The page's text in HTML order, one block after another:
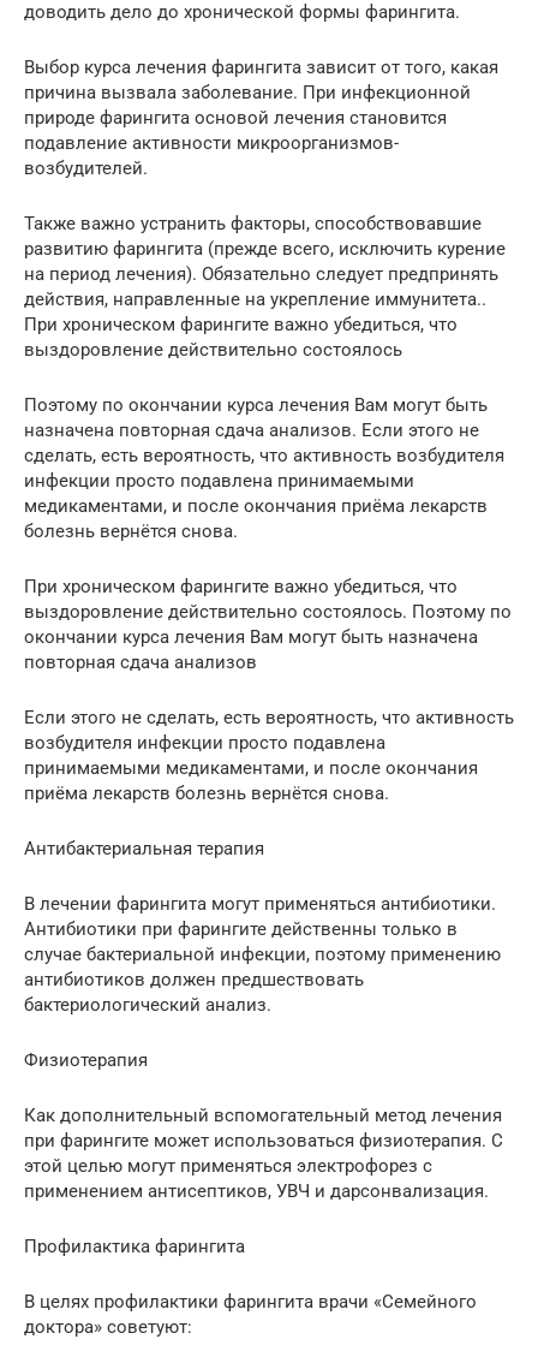
доводить дело до хронической формы фарингита.
Выбор курса лечения фарингита зависит от того, какая
причина вызвала заболевание. При инфекционной
природе фарингита основой лечения становится
подавление активности микроорганизмов-
возбудителей.
Также важно устранить факторы, способствовавшие
развитию фарингита (прежде всего, исключить курение
на период лечения). Обязательно следует предпринять
действия, направленные на укрепление иммунитета..
При хроническом фарингите важно убедиться, что
выздоровление действительно состоялось
Поэтому по окончании курса лечения Вам могут быть
назначена повторная сдача анализов. Если этого не
сделать, есть вероятность, что активность возбудителя
инфекции просто подавлена принимаемыми
медикаментами, и после окончания приёма лекарств
болезнь вернётся снова.
При хроническом фарингите важно убедиться, что
выздоровление действительно состоялось. Поэтому по
окончании курса лечения Вам могут быть назначена
повторная сдача анализов
Если этого не сделать, есть вероятность, что активность
возбудителя инфекции просто подавлена
принимаемыми медикаментами, и после окончания
приёма лекарств болезнь вернётся снова.
Антибактериальная терапия
В лечении фарингита могут применяться антибиотики.
Антибиотики при фарингите действенны только в
случае бактериальной инфекции, поэтому применению
антибиотиков должен предшествовать
бактериологический анализ.
Физиотерапия
Как дополнительный вспомогательный метод лечения
при фарингите может использоваться физиотерапия. С
этой целью могут применяться электрофорез с
применением антисептиков, УВЧ и дарсонвализация.
Профилактика фарингита
В целях профилактики фарингита врачи «Семейного
доктора» советуют: